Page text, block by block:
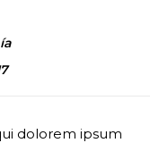
dolorem ipsum